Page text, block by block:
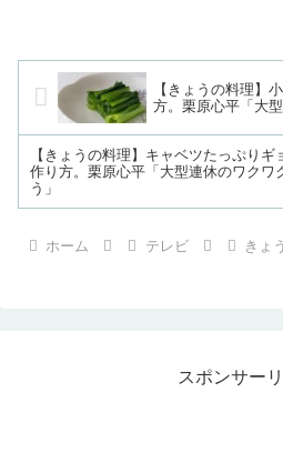
【きょうの料理】
方。栗原心平「大
【きょうの料理】キャベツたっぷりギ
作り方。栗原心平「大型連休のワクワ
う」
ホーム テレビ きょ
スポンサー